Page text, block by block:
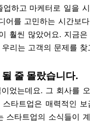
하고 마케터로 일을
어를 고민하는 시간보
훨씬 많았어요. 지금
리는 고객의 문제를
줄 몰랐습니다.
었는데요. 그 회사를
타트업은 매력적인
스타트업의 소식들이